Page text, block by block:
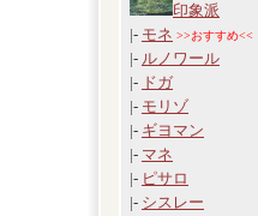
印象派
|- モネ >>おすすめ<<
|- ルノワール
|- ドガ
|- モリゾ
|- ギヨマン
|- マネ
|- ピサロ
|- シスレー